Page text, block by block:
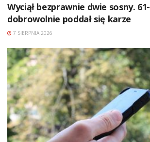
Wyciął bezprawnie dwie sosny.
dobrowolnie poddał się karze
7 SIERPNIA 2026